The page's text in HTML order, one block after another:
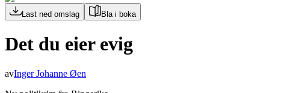
Last ned omslag Bla i boka
Det du eier evig
avInger Johanne Øen